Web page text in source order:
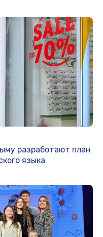
разработают план
языка